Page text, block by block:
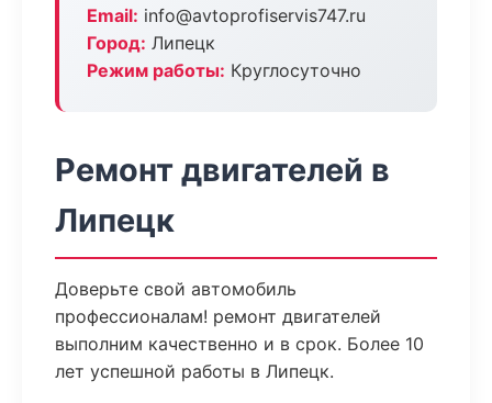
Email: info@avtoprofiservis747.ru
Город: Липецк
Режим работы: Круглосуточно
Ремонт двигателей в
Липецк
Доверьте свой автомобиль
профессионалам! ремонт двигателей
выполним качественно и в срок. Более 10
лет успешной работы в Липецк.